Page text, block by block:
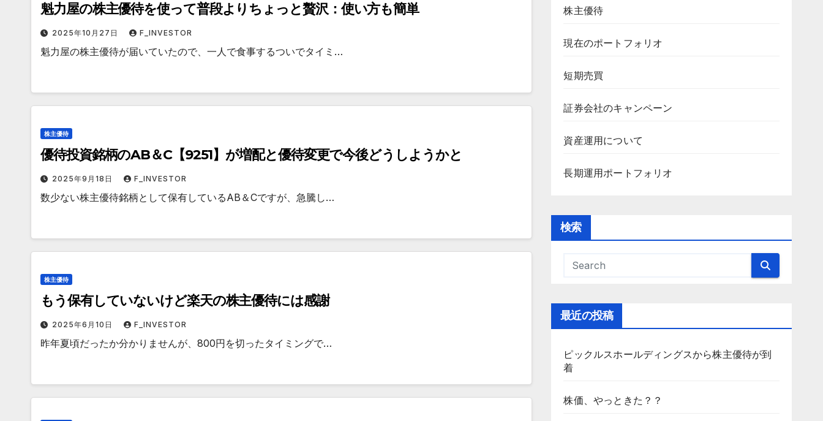
魁力屋の株主優待を使って普段よりちょっと贅沢：使い方も簡単
2025年10月27日 F_INVESTOR
魁力屋の株主優待が届いていたので、一人で食事するついでタイミ…
株主優待
優待投資銘柄のAB＆C【9251】が増配と優待変更で今後どうしようかと
2025年9月18日 F_INVESTOR
数少ない株主優待銘柄として保有しているAB＆Cですが、急騰し…
株主優待
もう保有していないけど楽天の株主優待には感謝
2025年6月10日 F_INVESTOR
昨年夏頃だったか分かりませんが、800円を切ったタイミングで…
株主優待
現在のポートフォリオ
短期売買
証券会社のキャンペーン
資産運用について
長期運用ポートフォリオ
検索
最近の投稿
ピックルスホールディングスから株主優待が到
着
株価、やっときた？？